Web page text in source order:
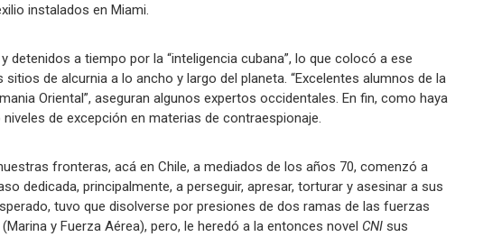
instalados en Miami.
a tiempo por la “inteligencia cubana”, lo que colocó a ese
de alcurnia a lo ancho y largo del planeta. “Excelentes alumnos de la
Oriental”, aseguran algunos expertos occidentales. En fin, como haya
de excepción en materias de contraespionaje.
fronteras, acá en Chile, a mediados de los años 70, comenzó a
dedicada, principalmente, a perseguir, apresar, torturar y asesinar a sus
tuvo que disolverse por presiones de dos ramas de las fuerzas
y Fuerza Aérea), pero, le heredó a la entonces novel CNI sus